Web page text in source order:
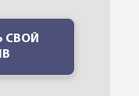
СВОЙ